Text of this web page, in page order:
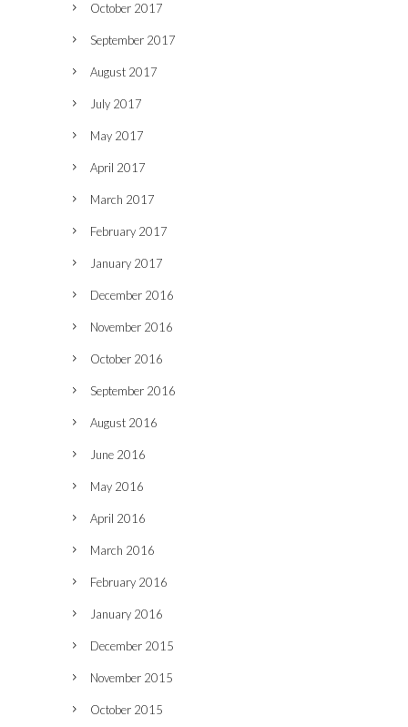
October 2017
September 2017
August 2017
July 2017
May 2017
April 2017
March 2017
February 2017
January 2017
December 2016
November 2016
October 2016
September 2016
August 2016
June 2016
May 2016
April 2016
March 2016
February 2016
January 2016
December 2015
November 2015
October 2015